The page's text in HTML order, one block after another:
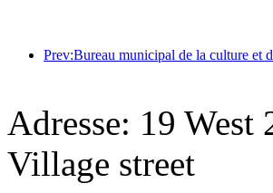
Adresse: 19
Village street